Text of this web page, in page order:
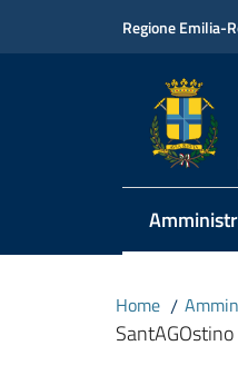
Regione Emilia-
Menu
Home /